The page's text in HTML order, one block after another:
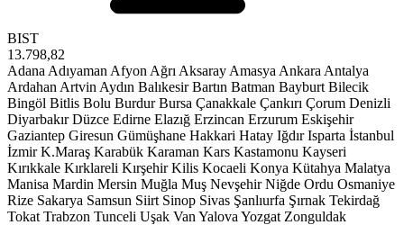
BIST
13.798,82
Adana Adıyaman Afyon Ağrı Aksaray Amasya Ankara Antalya
Ardahan Artvin Aydın Balıkesir Bartın Batman Bayburt Bilecik
Bingöl Bitlis Bolu Burdur Bursa Çanakkale Çankırı Çorum Denizli
Diyarbakır Düzce Edirne Elazığ Erzincan Erzurum Eskişehir
Gaziantep Giresun Gümüşhane Hakkari Hatay Iğdır Isparta İstanbul
İzmir K.Maraş Karabük Karaman Kars Kastamonu Kayseri
Kırıkkale Kırklareli Kırşehir Kilis Kocaeli Konya Kütahya Malatya
Manisa Mardin Mersin Muğla Muş Nevşehir Niğde Ordu Osmaniye
Rize Sakarya Samsun Siirt Sinop Sivas Şanlıurfa Şırnak Tekirdağ
Tokat Trabzon Tunceli Uşak Van Yalova Yozgat Zonguldak